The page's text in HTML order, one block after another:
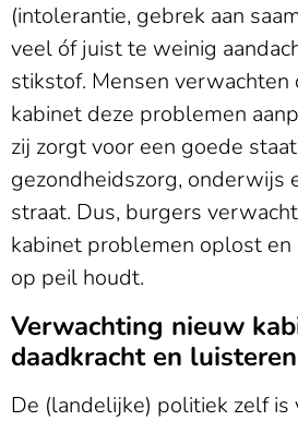
(intolerantie, gebrek aan
veel óf juist te weinig
stikstof. Mensen verwachten
kabinet deze problemen
zij zorgt voor een goede
gezondheidszorg, onderwijs
straat. Dus, burgers
kabinet problemen oplost
op peil houdt.
Verwachting nieuw
daadkracht en luisteren
De (landelijke) politiek zelf is